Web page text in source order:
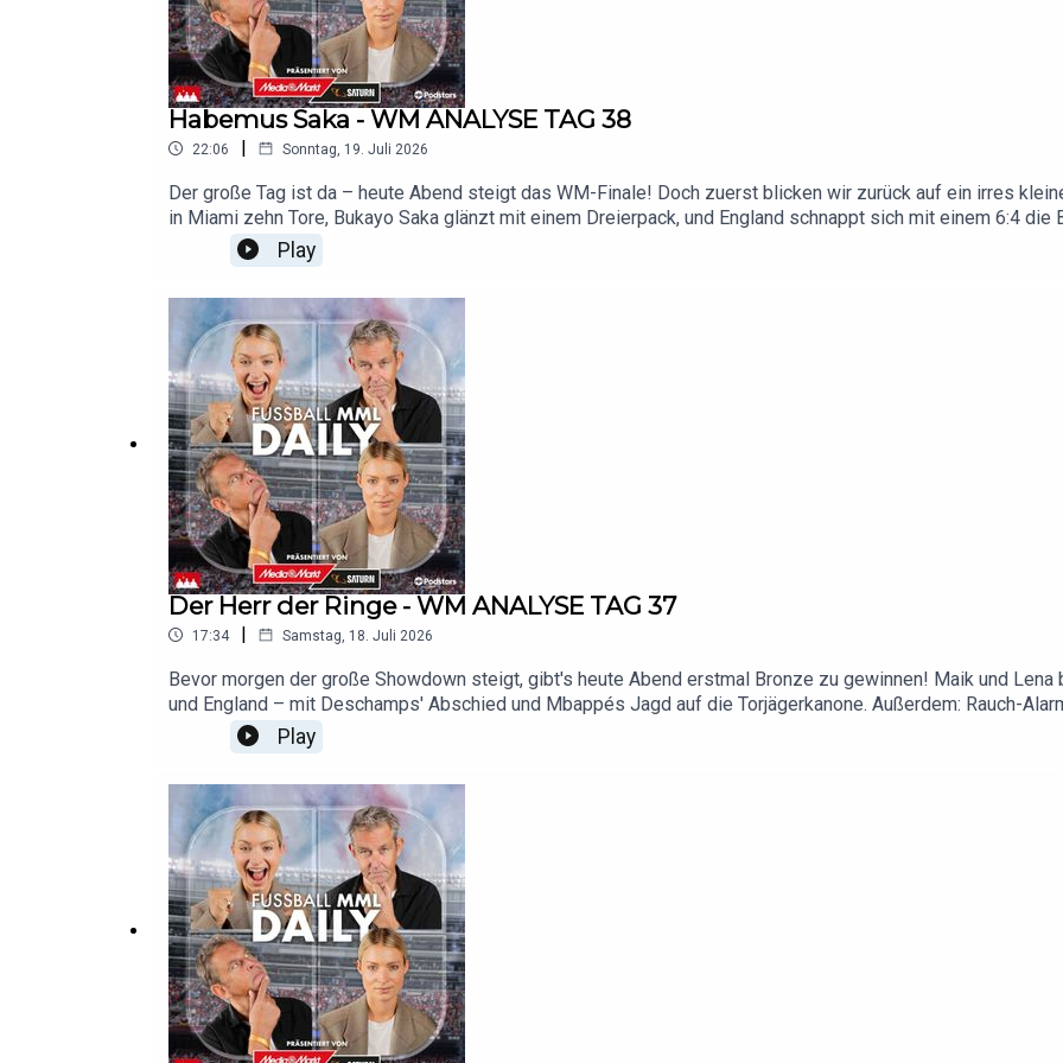
Habemus Saka - WM ANALYSE TAG 38
22:06 | Sonntag, 19. Juli 2026
Der große Tag ist da – heute Abend steigt das WM-Finale! Doch zuerst blicken wir zurück auf ein irres
in Miami zehn Tore, Bukayo Saka glänzt mit einem Dreierpack, und England schnappt sich mit einem 6:4
1966. Frankreichs Trost: Kylian Mbappé überholt Lionel Messi als WM-Rekordtorschütze aller Zeiten. Und
bei New York trifft Europameister Spanien auf Titelverteidiger Argentinien. Das Wunderkind Lamine Yamal
erleben! Weitere Infos zu uns und unseren Werbepartnern findest du hier: https://linktr.ee/mmldaily
Play
Der Herr der Ringe - WM ANALYSE TAG 37
17:34 | Samstag, 18. Juli 2026
Bevor morgen der große Showdown steigt, gibt's heute Abend erstmal Bronze zu gewinnen! Maik und
und England – mit Deschamps' Abschied und Mbappés Jagd auf die Torjägerkanone. Außerdem: Rauch-
WM-Finale zittern? Die FIFA verteilt jetzt Meisterringe wie in der NFL, Thomas Tuchel wird auf der Insel
Türkei rollt die nächste Razzia-Welle durch den Fußball. Weitere Infos zu uns und unseren Werbepartnern
Play